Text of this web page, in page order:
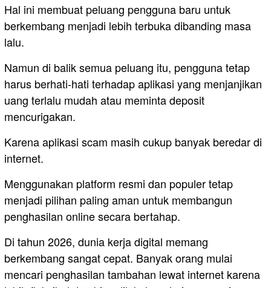
Hal ini membuat peluang pengguna baru untuk
berkembang menjadi lebih terbuka dibanding masa
lalu.
Namun di balik semua peluang itu, pengguna tetap
harus berhati-hati terhadap aplikasi yang menjanjikan
uang terlalu mudah atau meminta deposit
mencurigakan.
Karena aplikasi scam masih cukup banyak beredar di
internet.
Menggunakan platform resmi dan populer tetap
menjadi pilihan paling aman untuk membangun
penghasilan online secara bertahap.
Di tahun 2026, dunia kerja digital memang
berkembang sangat cepat. Banyak orang mulai
mencari penghasilan tambahan lewat internet karena